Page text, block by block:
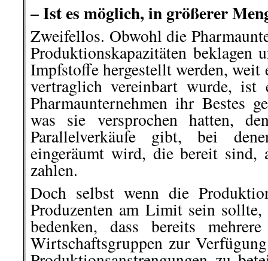
– Ist es möglich, in größerer
Zweifellos. Obwohl die
Produktionskapazitäten beklagen
Impfstoffe hergestellt werden, weit
vertraglich vereinbart wurde, ist
Pharmaunternehmen ihr Bestes
was sie versprochen hatten,
Parallelverkäufe gibt, bei
eingeräumt wird, die bereit
zahlen.
Doch selbst wenn die
Produzenten am Limit sein
bedenken, dass bereits
Wirtschaftsgruppen zur